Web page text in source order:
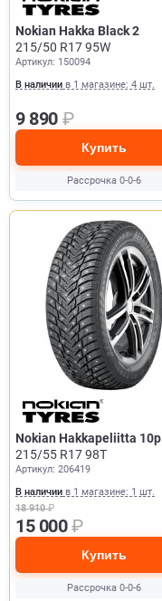
Nokian Hakka Black 2
215/50 R17 95W
Артикул: 150094
В наличии в 1 магазине: 4 шт.
9 890 ₽
Купить
Рассрочка 0-0-6
Nokian Hakkapeliitta 10p
215/55 R17 98T
Артикул: 206419
В наличии в 1 магазине: 1 шт.
18 910₽
15 000₽
Купить
Рассрочка 0-0-6